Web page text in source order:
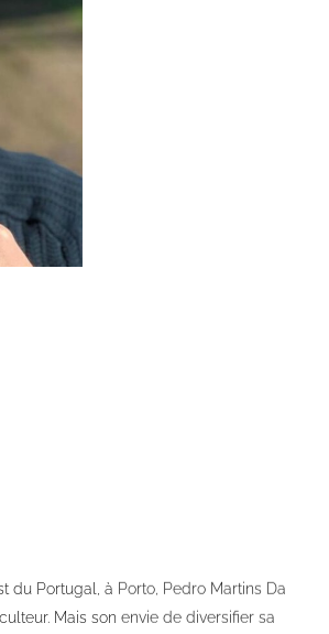
du Portugal, à Porto, Pedro Martins Da
Mais son envie de diversifier sa